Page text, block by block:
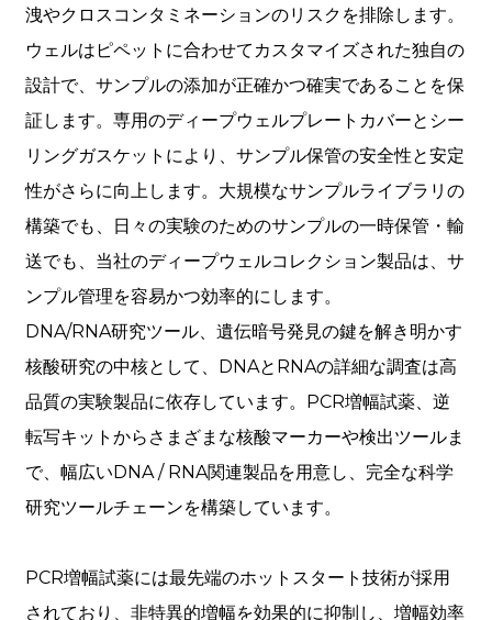
洩やクロスコンタミネーションのリスクを排除します。
ウェルはピペットに合わせてカスタマイズされた独自の
設計で、サンプルの添加が正確かつ確実であることを保
証します。専用のディープウェルプレートカバーとシー
リングガスケットにより、サンプル保管の安全性と安定
性がさらに向上します。大規模なサンプルライブラリの
構築でも、日々の実験のためのサンプルの一時保管・輸
送でも、当社のディープウェルコレクション製品は、サ
ンプル管理を容易かつ効率的にします。
DNA/RNA研究ツール、遺伝暗号発見の鍵を解き明かす
核酸研究の中核として、DNAとRNAの詳細な調査は高
品質の実験製品に依存しています。PCR増幅試薬、逆
転写キットからさまざまな核酸マーカーや検出ツールま
で、幅広いDNA / RNA関連製品を用意し、完全な科学
研究ツールチェーンを構築しています。
PCR増幅試薬には最先端のホットスタート技術が採用
されており、非特異的増幅を効果的に抑制し、増幅効率